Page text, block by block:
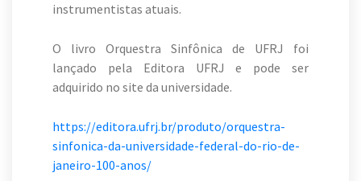
instrumentistas atuais.
O livro Orquestra Sinfônica de UFRJ foi
lançado pela Editora UFRJ e pode ser
adquirido no site da universidade.
https://editora.ufrj.br/produto/orquestra-
sinfonica-da-universidade-federal-do-rio-de-
janeiro-100-anos/